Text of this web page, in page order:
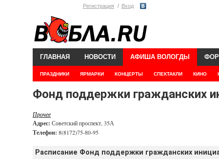
Регистрация Вход
ГЛАВНАЯ НОВОСТИ АФИША ВОЛОГДЫ
ПРАЗДНИКИ ЯРМАРКИ КОНЦЕРТЫ СПЕКТАКЛИ КИНО
Фонд поддержки гражданских
Прочее
Адрес: Советский проспект, 35А
Телефон: 8(8172)75-80-95
Расписание Фонд поддержки гражданских